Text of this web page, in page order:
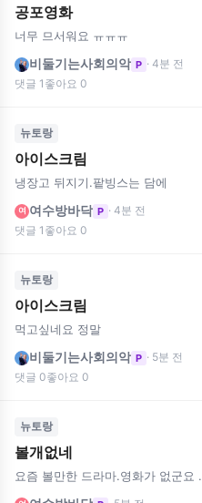
공포영화
너무 므서워요 ㅠㅠㅠ
비둘기는사회의악 P · 4분 전
댓글 1 좋아요 0
뉴토랑
아이스크림
냉장고 뒤지기.팥빙스는 담에
여 여수방바닥 P · 4분 전
댓글 1 좋아요 0
뉴토랑
아이스크림
먹고싶네요 정말
비둘기는사회의악 P · 5분 전
댓글 0좋아요 0
뉴토랑
볼개없네
요즘 볼만한 드라마.영화가 없군요 .